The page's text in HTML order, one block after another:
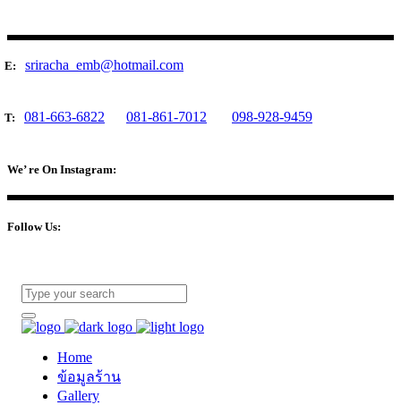
E: sriracha_emb@hotmail.com
T: 081-663-6822 081-861-7012 098-928-9459
We’ re On Instagram:
Follow Us:
Home
ข้อมูลร้าน
Gallery